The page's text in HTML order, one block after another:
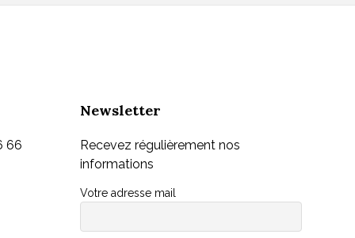
66
Newsletter
Recevez régulièrement nos
informations
Votre adresse mail